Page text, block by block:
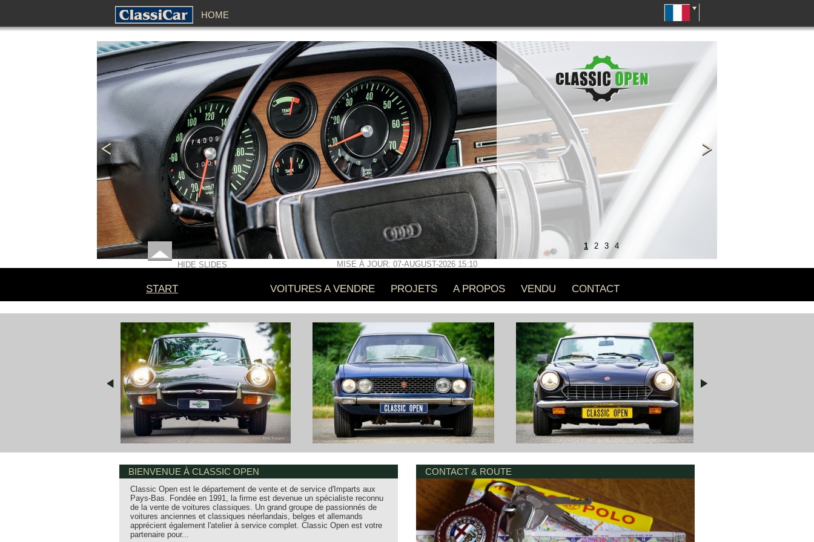
HOME
1 2 3 4
HIDE SLIDES MISE À JOUR: 07-AUGUST-2026 15:10
ALLER
START VOITURES A VENDRE PROJETS A PROPOS VENDU CONTACT
BIENVENUE À CLASSIC OPEN
Classic Open est le département de vente et de service d'Imparts aux
Pays-Bas. Fondée en 1991, la firme est devenue un spécialiste reconnu
de la vente de voitures classiques. Un grand groupe de passionnés de
voitures anciennes et classiques néerlandais, belges et allemands
apprécient également l'atelier à service complet. Classic Open est votre
partenaire pour...
CONTACT & ROUTE